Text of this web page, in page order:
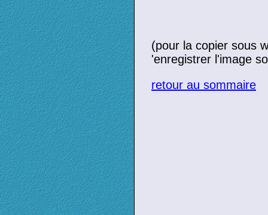
(pour la copier sous
'enregistrer l'image
retour au sommaire